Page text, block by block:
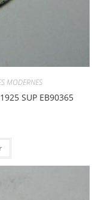
MODERNES
SUP EB90365